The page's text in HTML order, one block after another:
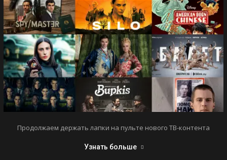
Продолжаем держать лапки на пульте нового ТВ-контента
Узнать больше